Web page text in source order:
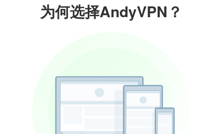
为何选择AndyVPN？